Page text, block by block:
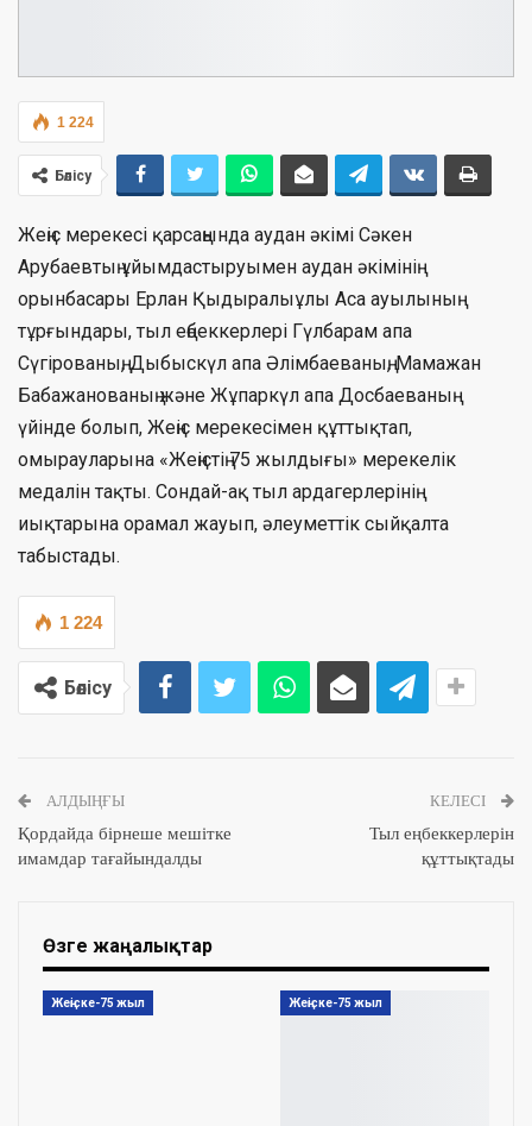
1 224
Бөлісу
Жеңіс мерекесі қарсаңында аудан әкімі Сәкен
Арубаевтың ұйымдастыруымен аудан әкімінің
орынбасары Ерлан Қыдыралыұлы Аса ауылының
тұрғындары, тыл еңбеккерлері Гүлбарам апа
Сүгірованың, Дыбыскүл апа Әлімбаеваның, Мамажан
Бабажанованың және Жұпаркүл апа Досбаеваның
үйінде болып, Жеңіс мерекесімен құттықтап,
омырауларына «Жеңістің 75 жылдығы» мерекелік
медалін тақты. Сондай-ақ тыл ардагерлерінің
иықтарына орамал жауып, әлеуметтік сыйқалта
табыстады.
1 224
Бөлісу
АЛДЫҢҒЫ
Қордайда бірнеше мешітке
имамдар тағайындалды
КЕЛЕСІ
Тыл еңбеккерлерін
құттықтады
Өзге жаңалықтар
Жеңіске-75 жыл Жеңіске-75 жыл